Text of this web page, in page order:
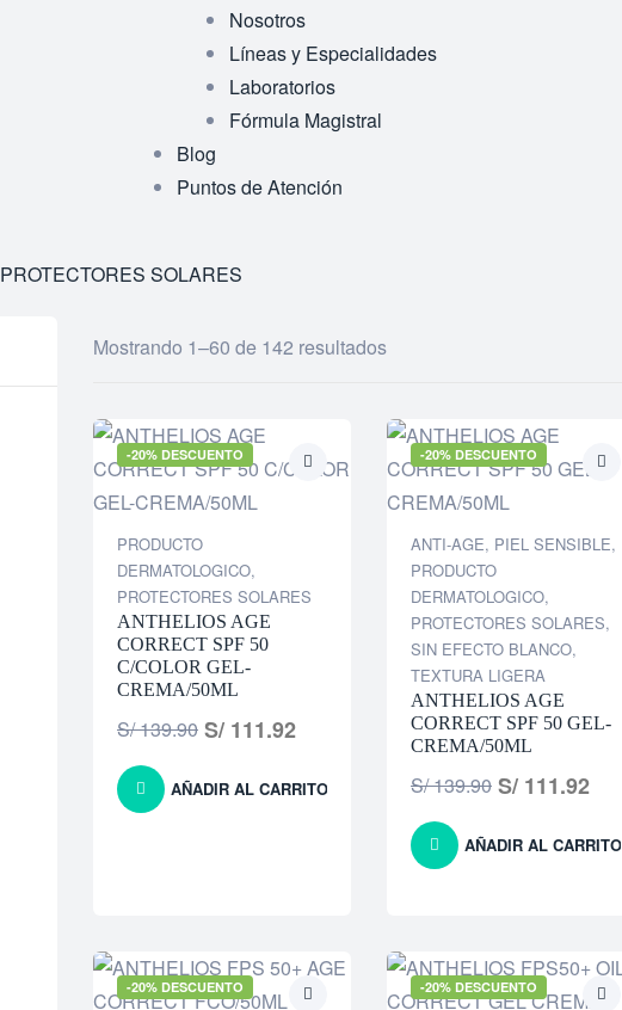
Nosotros
Líneas y Especialidades
Laboratorios
Fórmula Magistral
Blog
Puntos de Atención
PROTECTORES SOLARES
Mostrando 1–60 de 142 resultados
-20% DESCUENTO
PRODUCTO
DERMATOLOGICO,
PROTECTORES SOLARES
ANTHELIOS AGE
CORRECT SPF 50
C/COLOR GEL-
CREMA/50ML
S/139.90 S/ 111.92
AÑADIR AL CARRITO
-20% DESCUENTO
ANTI-AGE, PIEL SENSIBLE,
PRODUCTO
DERMATOLOGICO,
PROTECTORES SOLARES,
SIN EFECTO BLANCO,
TEXTURA LIGERA
ANTHELIOS AGE
CORRECT SPF 50 GEL-
CREMA/50ML
S/139.90 S/ 111.92
AÑADIR AL CARRITO
-20% DESCUENTO -20% DESCUENTO